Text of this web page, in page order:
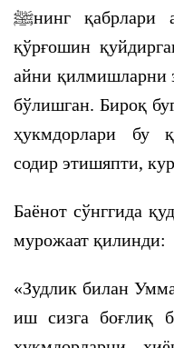
ﷺнинг қабрлари атрофига хандақ қаздириб
қўрғошин
айни қилмишларни
бўлишган. Бироқ
ҳукмдорлари бу
содир этишяпти,
Баёнот сўнггида
мурожаат қилинди:
«Зудлик билан
иш сизга боғлиқ